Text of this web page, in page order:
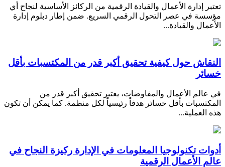
تعتبر إدارة الأعمال والقيادة الرقمية من الركائز الأساسية لنجاح أي
مؤسسة في عصر التحول الرقمي السريع. ضمن إطار دبلوم إدارة
الأعمال والقيادة...
النقاش حول كيفية تحقيق أكبر قدر من المكتسبات بأقل
خسائر
في عالم الأعمال والمفاوضات، يعتبر تحقيق أكبر قدر من
المكتسبات بأقل خسائر هدفاً رئيسياً لكل منظمة. كما يمكن أن تكون
هذه العملية...
أدوات تكنولوجيا المعلومات في الإدارة ركيزة النجاح في
عالم الأعمال الرقمية